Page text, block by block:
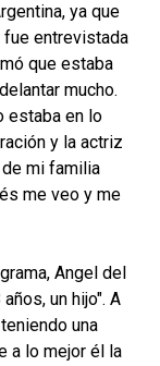
ya que
fue entrevistada
que estaba
mucho.
estaba en lo
y la actriz
mi familia
me veo y me
Angel del
un hijo". A
una
a lo mejor él la